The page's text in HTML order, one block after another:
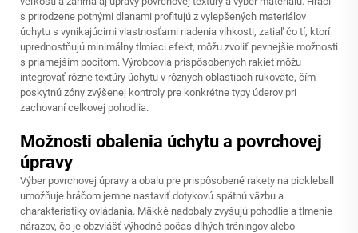
s prirodzene potnými dlanami profitujú z vylepšených materiálov
úchytu s vynikajúcimi vlastnosťami riadenia vlhkosti, zatiaľ čo tí, ktorí
uprednostňujú minimálny tlmiaci efekt, môžu zvoliť pevnejšie možnosti
s priamejším pocitom. Výrobcovia prispôsobených rakiet môžu
integrovať rôzne textúry úchytu v rôznych oblastiach rukoväte, čím
poskytnú zóny zvýšenej kontroly pre konkrétne typy úderov pri
zachovaní celkovej pohodlia.
Možnosti obalenia úchytu a povrchovej
úpravy
Výber povrchovej úpravy a obalu pre prispôsobené rakety na pickleball
umožňuje hráčom jemne nastaviť dotykovú spätnú väzbu a
charakteristiky ovládania. Mäkké nadobaly zvyšujú pohodlie a tlmenie
nárazov, čo je obzvlášť výhodné počas dlhých tréningov alebo